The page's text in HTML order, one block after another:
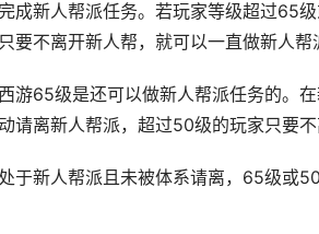
成新人帮派任务。若玩家等级超过65
要不离开新人帮，就可以一直做新人
游65级是还可以做新人帮派任务的。
请离新人帮派，超过50级的玩家只要
于新人帮派且未被体系请离，65级或